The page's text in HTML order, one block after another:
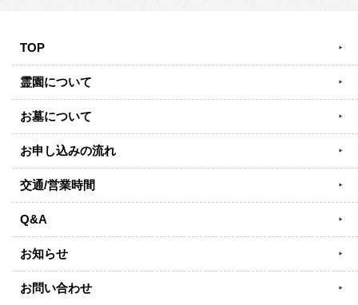
TOP
霊園について
お墓について
お申し込みの流れ
交通/営業時間
Q&A
お知らせ
お問い合わせ